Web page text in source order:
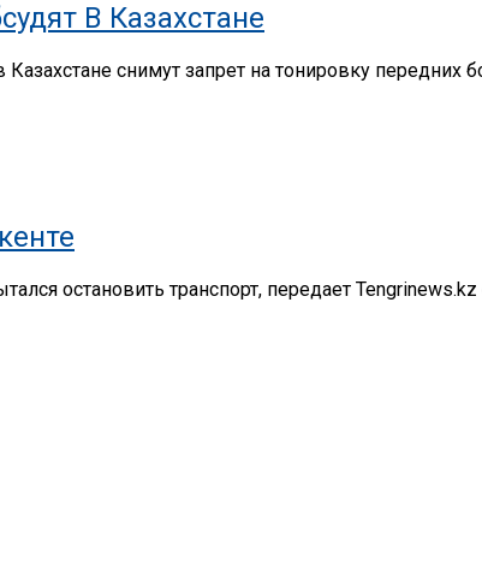
В Казахстане
снимут запрет на тонировку
остановить транспорт, передает